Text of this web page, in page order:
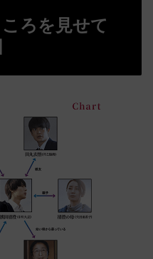
ろを見せて